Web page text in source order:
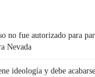
no fue autorizado para
Nevada
ideología y debe